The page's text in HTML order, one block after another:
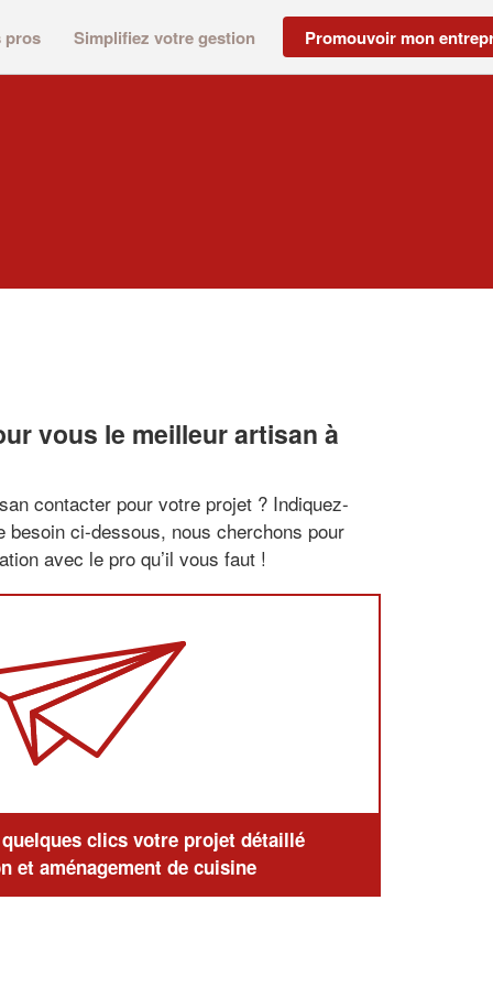
pros Simplifiez votre gestion Promouvoir mon
vous le meilleur artisan à
contacter pour votre projet ? Indiquez-
besoin ci-dessous, nous cherchons pour
avec le pro qu’il vous faut !
clics votre projet détaillé
et aménagement de cuisine